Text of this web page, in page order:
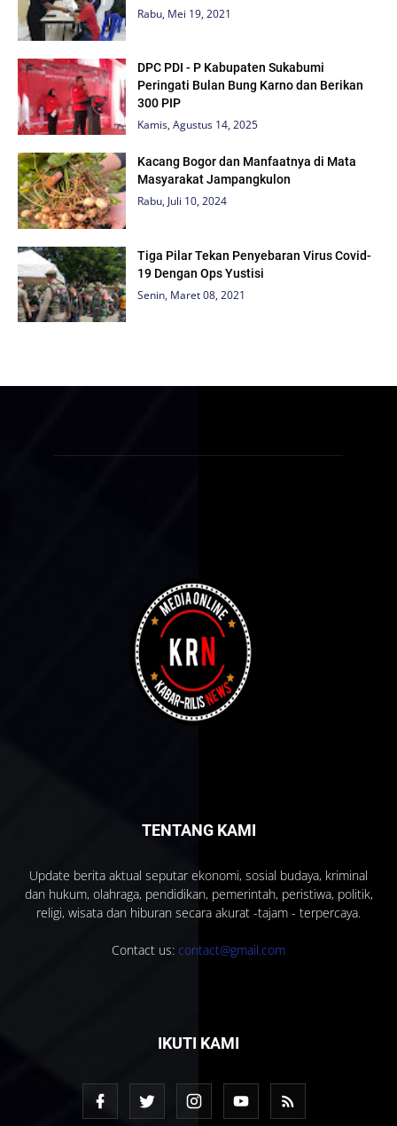
Rabu, Mei 19, 2021
DPC PDI - P Kabupaten Sukabumi
Peringati Bulan Bung Karno dan Berikan
300 PIP
Kamis, Agustus 14, 2025
Kacang Bogor dan Manfaatnya di Mata
Masyarakat Jampangkulon
Rabu, Juli 10, 2024
Tiga Pilar Tekan Penyebaran Virus Covid-
19 Dengan Ops Yustisi
Senin, Maret 08, 2021
TENTANG KAMI
Update berita aktual seputar ekonomi, sosial budaya, kriminal
dan hukum, olahraga, pendidikan, pemerintah, peristiwa, politik,
religi, wisata dan hiburan secara akurat -tajam - terpercaya.
Contact us: contact@gmail.com
IKUTI KAMI